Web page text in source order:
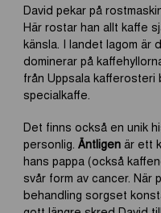
David pekar på
Här rostar han allt kaffe
känsla. I landet lagom är
dominerar på
från Uppsala
specialkaffe.
Det finns också en unik
personlig. Äntligenär ett
hans pappa (också
svår form av cancer. När
behandling sorgset